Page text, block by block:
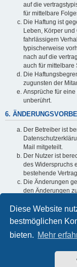
Diese Website
bestmöglichen
bieten. Mehr
auf die
für mittelbare
Die Haftung ist
Leben, Körper
fahrlässigem
typischerweise
nach auf die
auch für mittelbare
Die
zugunsten der
Ansprüche für
unberührt.
6.
Der Betreiber ist
Mail mitgeteilt.
Der Nutzer ist
des Widerspruchs
bestehende
Die Änderungen
den Änderungen
Informationen über
sind in der
Powered